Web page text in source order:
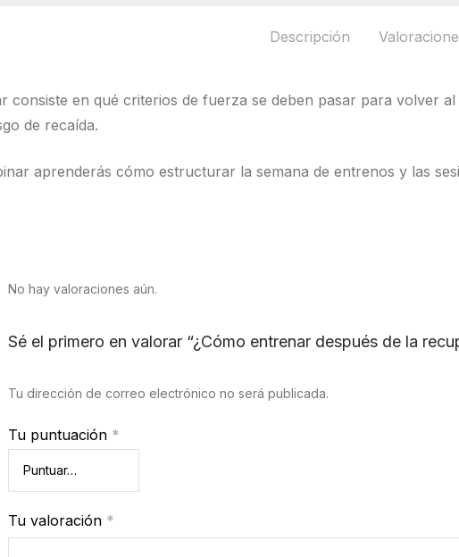
Descripción
consiste en qué criterios de fuerza se deben pasar para volver
de recaída.
aprenderás cómo estructurar la semana de entrenos y las
No hay valoraciones aún.
Sé el primero en valorar “¿Cómo entrenar después de la
Tu dirección de correo electrónico no será publicada.
Tu puntuación *
Tu valoración *